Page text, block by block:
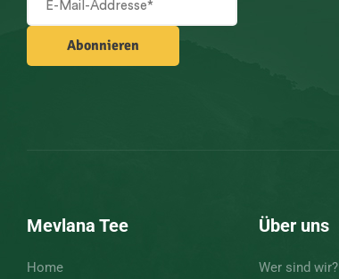
Mevlana Tee
Home
Über uns
Wer sind wir?